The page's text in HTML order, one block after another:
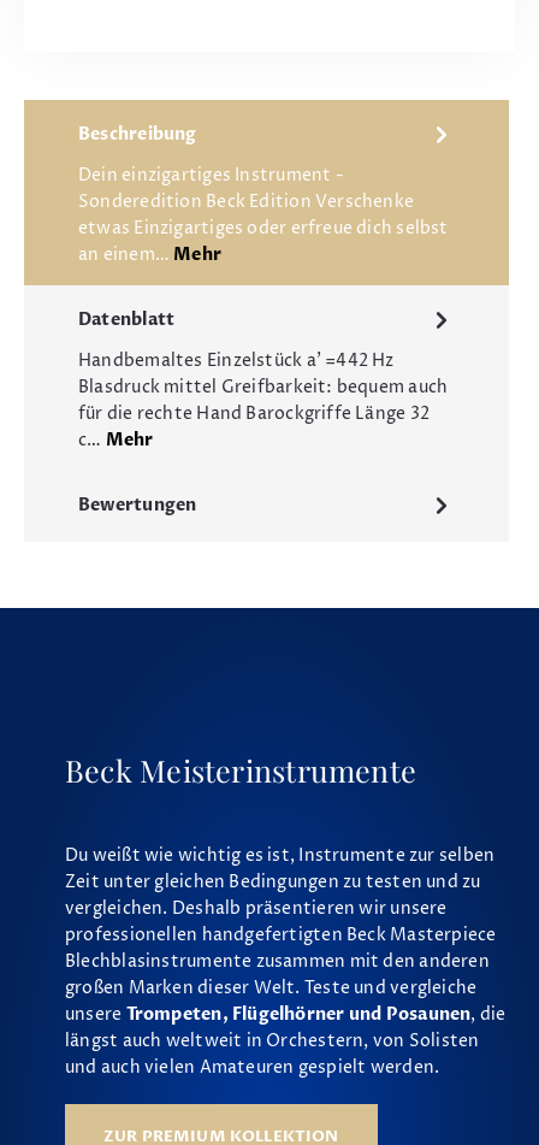
Beschreibung
Dein einzigartiges Instrument -
Sonderedition Beck Edition Verschenke
etwas Einzigartiges oder erfreue dich selbst
an einem… Mehr
Datenblatt
Handbemaltes Einzelstück a' =442 Hz
Blasdruck mittel Greifbarkeit: bequem auch
für die rechte Hand Barockgriffe Länge 32
c… Mehr
Bewertungen
Beck Meisterinstrumente
Du weißt wie wichtig es ist, Instrumente zur selben
Zeit unter gleichen Bedingungen zu testen und zu
vergleichen. Deshalb präsentieren wir unsere
professionellen handgefertigten Beck Masterpiece
Blechblasinstrumente zusammen mit den anderen
großen Marken dieser Welt. Teste und vergleiche
unsere Trompeten, Flügelhörner und Posaunen, die
längst auch weltweit in Orchestern, von Solisten
und auch vielen Amateuren gespielt werden.
ZUR PREMIUM KOLLEKTION